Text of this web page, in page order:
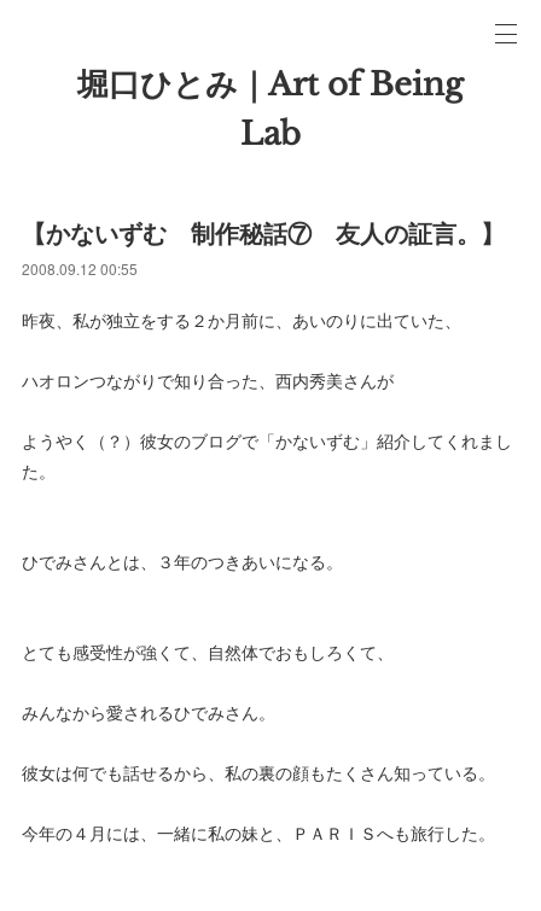
堀口ひとみ｜Art of Being
Lab
【かないずむ 制作秘話⑦ 友人の証言。】
2008.09.12 00:55
昨夜、私が独立をする２か月前に、あいのりに出ていた、
ハオロンつながりで知り合った、西内秀美さんが
ようやく（？）彼女のブログで「かないずむ」紹介してくれまし
た。
ひでみさんとは、３年のつきあいになる。
とても感受性が強くて、自然体でおもしろくて、
みんなから愛されるひでみさん。
彼女は何でも話せるから、私の裏の顔もたくさん知っている。
今年の４月には、一緒に私の妹と、ＰＡＲＩＳへも旅行した。